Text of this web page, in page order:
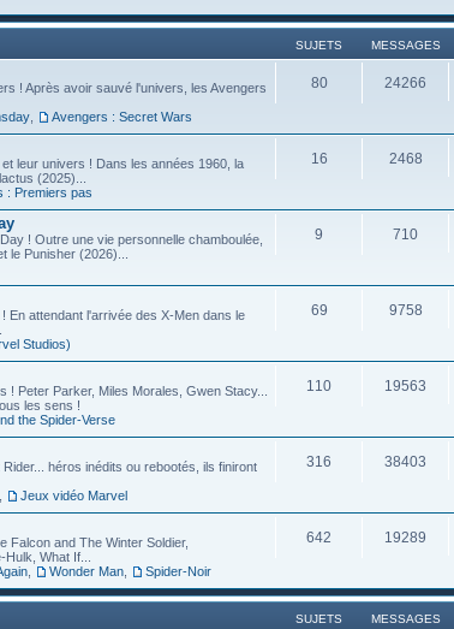
SUJETS MESSAGES
! Après avoir sauvé l'univers, les Avengers
Avengers : Secret Wars
80 24266
leur univers ! Dans les années 1960, la
(2025)...
: Premiers pas
16 2468
! Outre une vie personnelle chamboulée,
le Punisher (2026)...
9 710
En attendant l'arrivée des X-Men dans le
Studios)
69 9758
! Peter Parker, Miles Morales, Gwen Stacy...
les sens !
the Spider-Verse
110 19563
héros inédits ou rebootés, ils finiront
Jeux vidéo Marvel
316 38403
Falcon and The Winter Soldier,
What If...
Wonder Man Spider-Noir
642 19289
SUJETS MESSAGES